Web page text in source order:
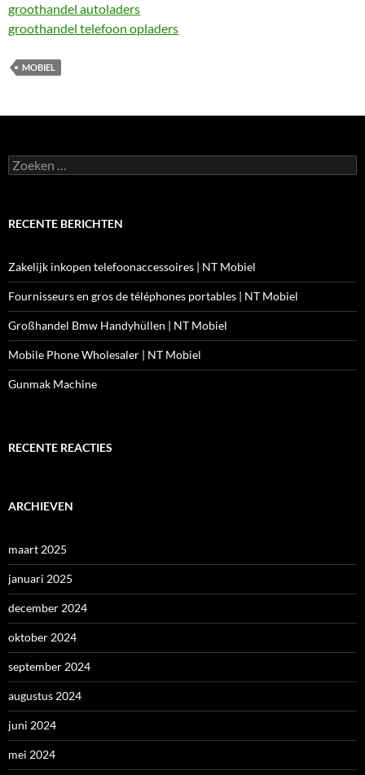
groothandel autoladers
groothandel telefoon opladers
MOBIEL
Zoeken
naar:
RECENTE BERICHTEN
Zakelijk inkopen telefoonaccessoires | NT Mobiel
Fournisseurs en gros de téléphones portables | NT Mobiel
Großhandel Bmw Handyhüllen | NT Mobiel
Mobile Phone Wholesaler | NT Mobiel
Gunmak Machine
RECENTE REACTIES
ARCHIEVEN
maart 2025
januari 2025
december 2024
oktober 2024
september 2024
augustus 2024
juni 2024
mei 2024